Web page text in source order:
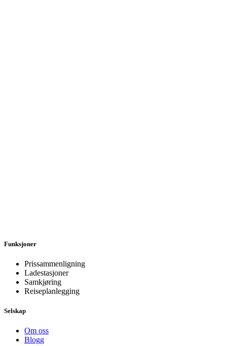
Funksjoner
Prissammenligning
Ladestasjoner
Samkjøring
Reiseplanlegging
Selskap
Om oss
Blogg